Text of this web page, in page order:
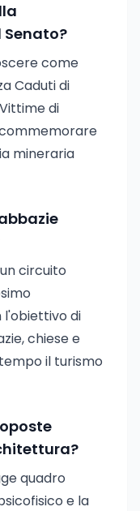
come
Caduti di
di
mineraria
circuito
l'obiettivo di
chiese e
il turismo
quadro
e la